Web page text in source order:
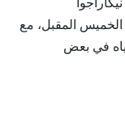
الخميس المقبل، مع
في بعض